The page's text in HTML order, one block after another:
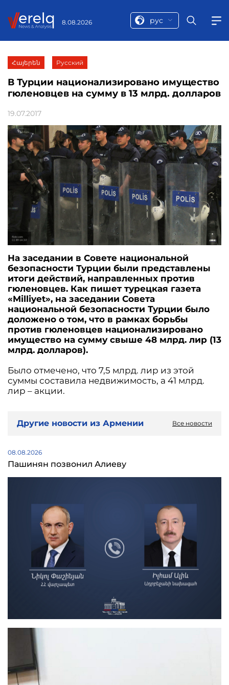
8.08.2026 рус
Հայերեն Русский
В Турции национализировано имущество
гюленовцев на сумму в 13 млрд. долларов
19.07.2017
На заседании в Совете национальной
безопасности Турции были представлены
итоги действий, направленных против
гюленовцев. Как пишет турецкая газета
«Milliyet», на заседании Совета
национальной безопасности Турции было
доложено о том, что в рамках борьбы
против гюленовцев национализировано
имущество на сумму свыше 48 млрд. лир (13
млрд. долларов).
Было отмечено, что 7,5 млрд. лир из этой
суммы составила недвижимость, а 41 млрд.
лир – акции.
Другие новости из Армении Все новости
08.08.2026
Пашинян позвонил Алиеву